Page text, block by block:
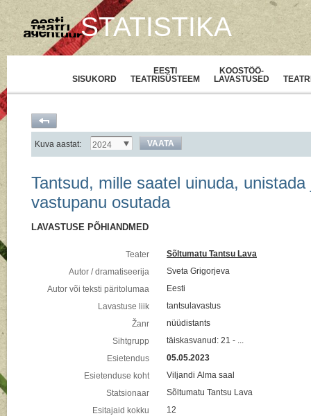
STATISTIKA
SISUKORD
EESTI
TEATRISÜSTEEM
KOOSTÖÖ-
LAVASTUSED
Kuva aastat: 2024 VAATA
Tantsud, mille saatel uinuda, unistada
vastupanu osutada
LAVASTUSE PÕHIANDMED
Teater
Sõltumatu Tantsu Lava
Autor / dramatiseerija
Sveta Grigorjeva
Autor või teksti päritolumaa
Eesti
Lavastuse liik
tantsulavastus
Žanr
nüüdistants
Sihtgrupp
täiskasvanud: 21 - ...
Esietendus
05.05.2023
Esietenduse koht
Viljandi Alma saal
Statsionaar
Sõltumatu Tantsu Lava
Esitajaid kokku
12